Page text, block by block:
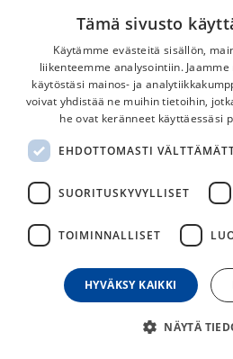
Castelli Icon Race
tykkää käyttää hanskoja. Icon
Tämä sivusto
Käytämme evästeitä sisällön,
liikenteemme analysointiin.
käytöstäsi mainos- ja
voivat yhdistää ne muihin tietoihin,
he ovat keränneet käyttäessäsi
EHDOTTOMASTI
SUORITUSKYVYLLISET
TOIMINNALLISET
HYVÄKSY KAIKKI
NÄYTÄ